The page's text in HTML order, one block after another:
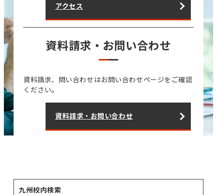
九州校内検索
アクセス
資料請求・お問い合わせ
資料請求、問い合わせはお問い合わせページをご確認
ください。
資料請求・お問い合わせ